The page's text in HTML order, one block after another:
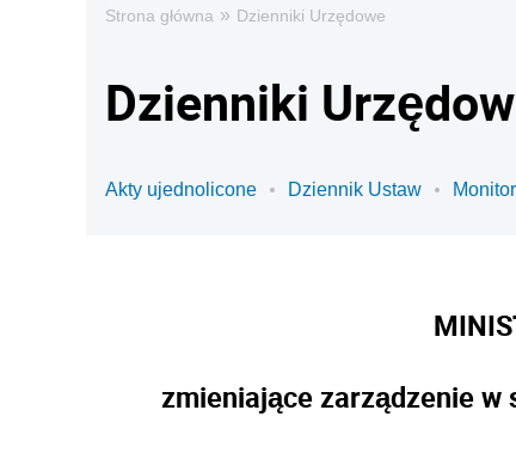
Strona główna » Dzienniki Urzędowe
Dzienniki
Akty ujednolicone Dziennik Ustaw
zmieniające zarządzenie w